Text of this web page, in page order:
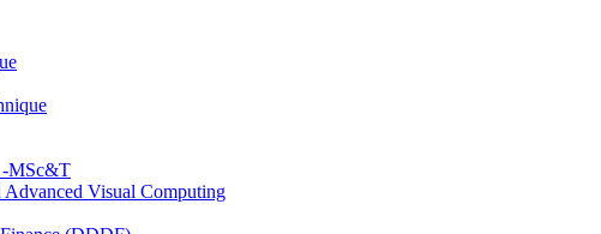
-MSc&T
Visual Computing